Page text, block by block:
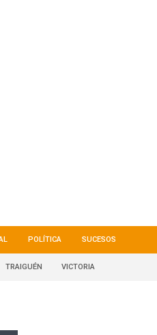
POLÍTICA SUCESOS
TRAIGUÉN VICTORIA